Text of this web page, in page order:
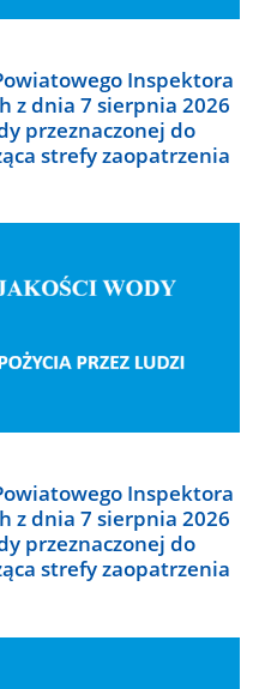
Inspektora
z dnia 7 sierpnia 2026
przeznaczonej do
strefy zaopatrzenia
Inspektora
z dnia 7 sierpnia 2026
przeznaczonej do
strefy zaopatrzenia